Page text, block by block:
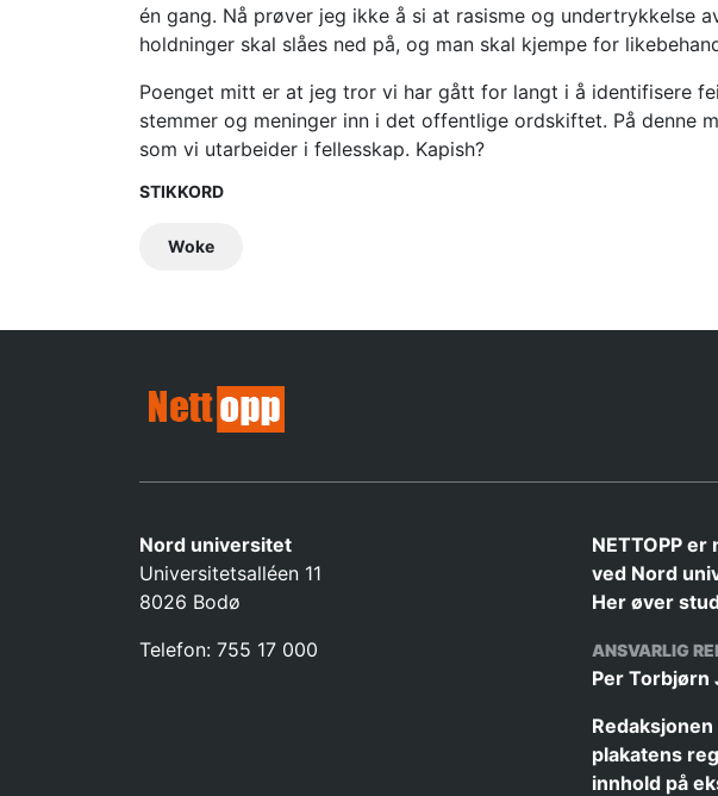
én gang. Nå prøver jeg ikke å si at rasisme og
holdninger skal slåes ned på, og man skal kjempe for
Poenget mitt er at jeg tror vi har gått for langt i å identifisere
stemmer og meninger inn i det offentlige ordskiftet. På denne
som vi utarbeider i fellesskap. Kapish?
STIKKORD
Woke
Nord universitet
Universitetsalléen 11
8026 Bodø
Telefon: 755 17 000
NETTOPP
ved Nord
Her øver
ANSVARLIG
Per Torbjørn
plakatens
innhold på